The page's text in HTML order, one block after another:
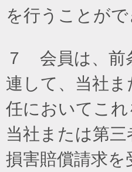
を行うことがで
７ 会員は、前
連して、当社
任においてこ
当社または第
損害賠償請求